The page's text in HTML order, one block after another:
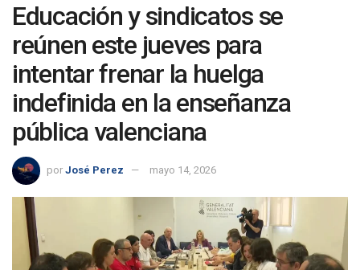
Educación y sindicatos se
reúnen este jueves para
intentar frenar la huelga
indefinida en la enseñanza
pública valenciana
por José Perez mayo 14, 2026